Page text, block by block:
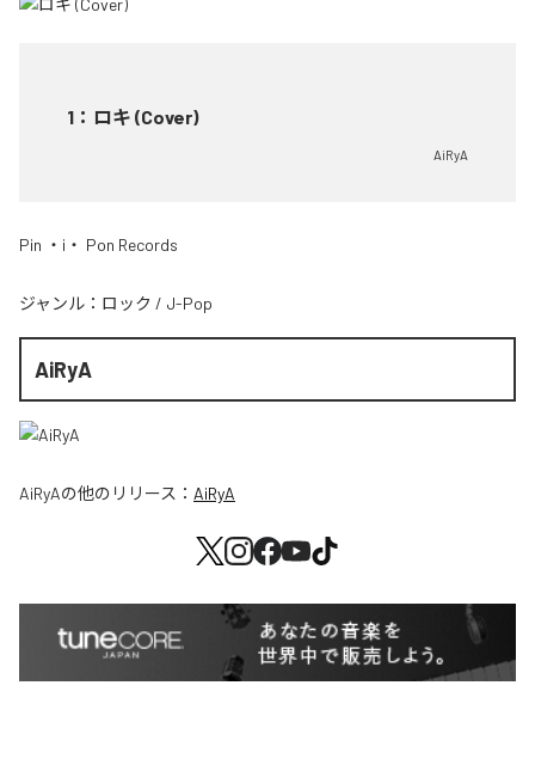
1 ： ロキ (Cover)
AiRyA
Pin ・i・ Pon Records
ジャンル： ロック / J-Pop
AiRyA
AiRyAの他のリリース： AiRyA